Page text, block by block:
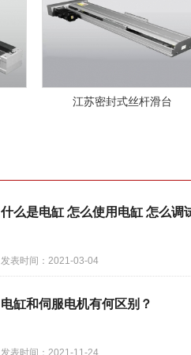
江苏密封式丝杆滑台
什么是电缸 怎么使用电缸 怎么调
发表时间：2021-03-04
电缸和伺服电机有何区别？